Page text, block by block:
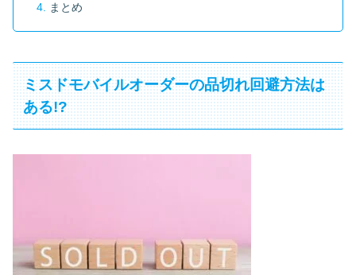
まとめ
ミスドモバイルオーダーの品切れ回避方法は
ある!?